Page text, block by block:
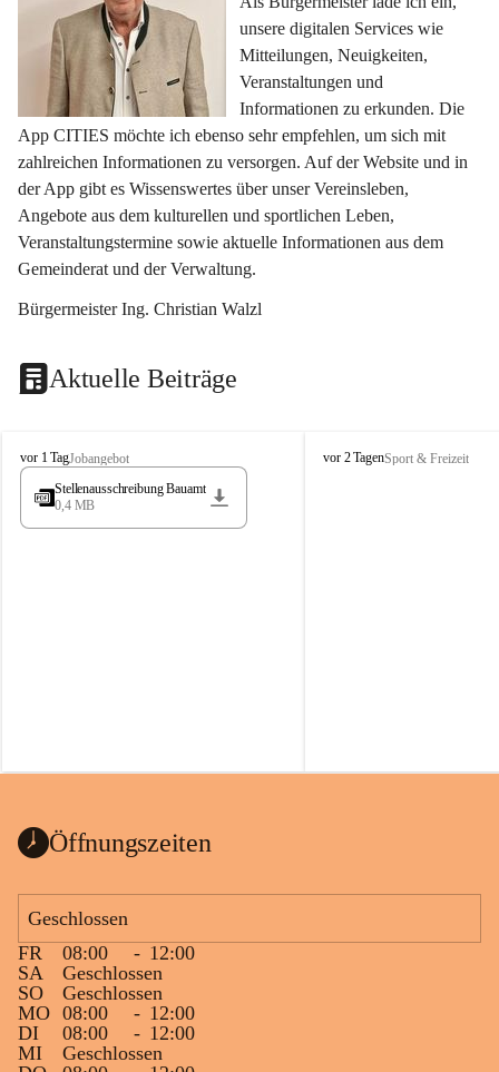
unsere digitalen Services wie
Mitteilungen, Neuigkeiten,
Veranstaltungen und
Informationen zu erkunden. Die
App CITIES möchte ich ebenso sehr empfehlen, um sich mit
zahlreichen Informationen zu versorgen. Auf der Website und in
der App gibt es Wissenswertes über unser Vereinsleben,
Angebote aus dem kulturellen und sportlichen Leben,
Veranstaltungstermine sowie aktuelle Informationen aus dem
Gemeinderat und der Verwaltung.
Bürgermeister Ing. Christian Walzl
Aktuelle Beiträge
S
t
s
vor 1 TagJobangebot
Stellenausschreibung Bauamt
0,4 MB
S
vor 2 TagenSport & Freizeit
Öffnungszeiten
Geschlossen
FR
08:00 - 12:00
SA
Geschlossen
SO
Geschlossen
MO 08:00 - 12:00
DI
08:00 - 12:00
MI
Geschlossen